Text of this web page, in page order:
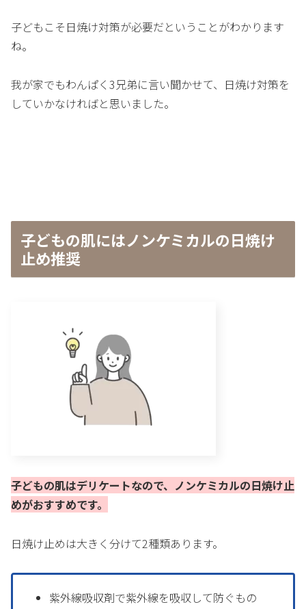
子どもこそ日焼け対策が必要だということがわかります
ね。
我が家でもわんぱく3兄弟に言い聞かせて、日焼け対策を
していかなければと思いました。
子どもの肌にはノンケミカルの日焼け
止め推奨
子どもの肌はデリケートなので、ノンケミカルの日焼け止
めがおすすめです。
日焼け止めは大きく分けて2種類あります。
紫外線吸収剤で紫外線を吸収して防ぐもの